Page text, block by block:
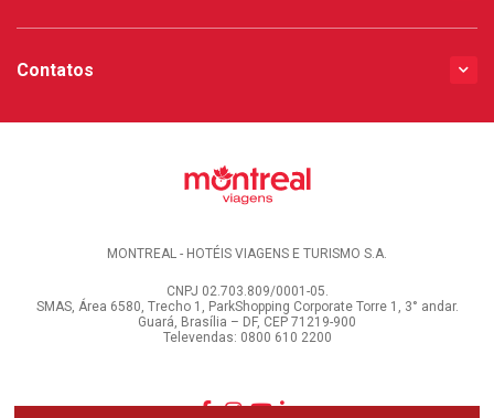
Contatos
MONTREAL - HOTÉIS VIAGENS E TURISMO S.A.
CNPJ 02.703.809/0001-05.
SMAS, Área 6580, Trecho 1, ParkShopping Corporate Torre 1, 3° andar.
Guará, Brasília – DF, CEP 71219-900
Televendas: 0800 610 2200